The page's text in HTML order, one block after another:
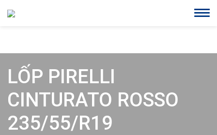
LỐP PIRELLI
CINTURATO ROSSO
235/55/R19